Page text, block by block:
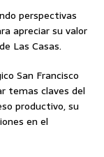
perspectivas
apreciar su valor
Las Casas.
San Francisco
temas claves del
productivo, su
en el